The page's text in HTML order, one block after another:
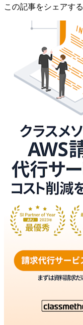
この記事をシェアする